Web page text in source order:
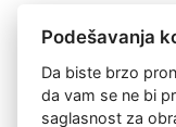
Podešavanja
Da biste brzo
da vam se ne bi
saglasnost za